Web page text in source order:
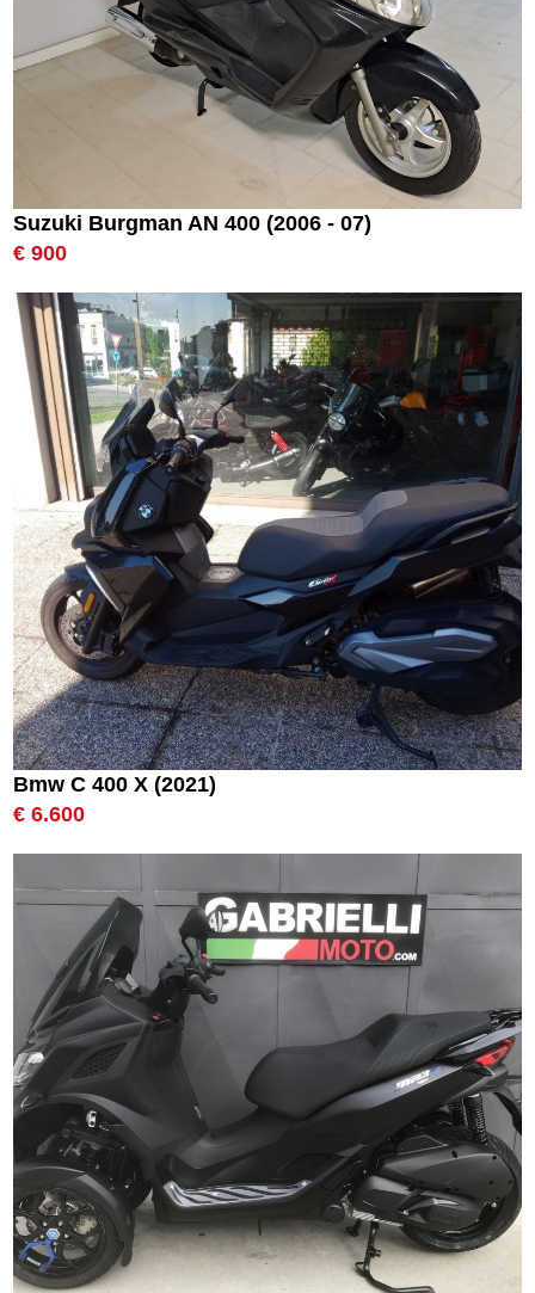
Suzuki Burgman AN 400 (2006 - 07)
€ 900
Bmw C 400 X (2021)
€ 6.600